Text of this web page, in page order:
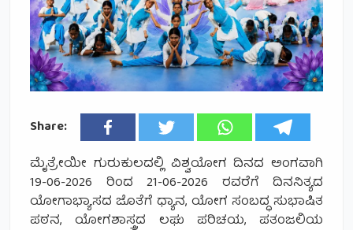
Share:
ಮೈತ್ರೇಯೀ ಗುರುಕುಲದಲ್ಲಿ ವಿಶ್ವಯೋಗ ದಿನದ ಅಂಗವಾಗಿ
19-06-2026 ರಿಂದ 21-06-2026 ರವರೆಗೆ ದಿನನಿತ್ಯದ
ಯೋಗಾಭ್ಯಾಸದ ಜೊತೆಗೆ ಧ್ಯಾನ, ಯೋಗ ಸಂಬದ್ಧ ಸುಭಾಷಿತ
ಪಠನ, ಯೋಗಶಾಸ್ತ್ರದ ಲಘು ಪರಿಚಯ, ಪತಂಜಲಿಯ